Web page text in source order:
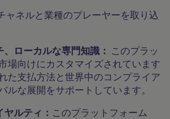
ルと業種のプレーヤーを取り込
ローカルな専門知識： このプラッ
場向けにカスタマイズされています
た支払方法と世界中のコンプライア
ルな展開をサポートしています。
ルティ： このプラットフォーム